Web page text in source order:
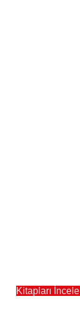
Kitapları İncele